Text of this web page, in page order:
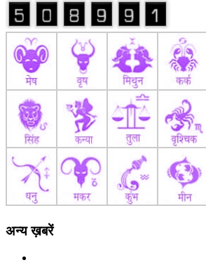
अन्य ख़बरें